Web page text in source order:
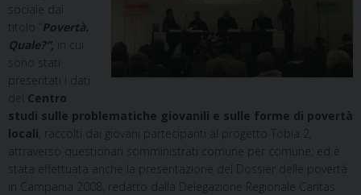
sociale dal
titolo “
Povertà.
Quale?”, in cui
sono stati
presentati i dati
del Centro
studi sulle problematiche giovanili e sulle forme di povertà
locali , raccolti dai giovani partecipanti al progetto Tobia 2,
attraverso questionari somministrati comune per comune; ed è
stata effettuata anche la presentazione del Dossier delle povertà
in Campania 2008, redatto dalla Delegazione Regionale Caritas